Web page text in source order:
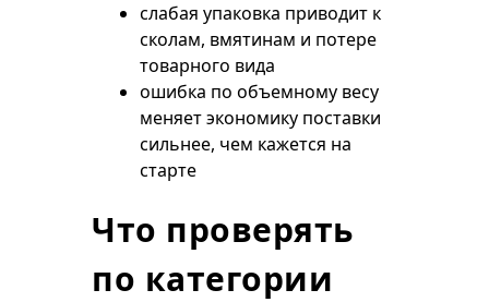
слабая упаковка приводит к
сколам, вмятинам и потере
товарного вида
ошибка по объемному весу
меняет экономику поставки
сильнее, чем кажется на
старте
Что проверять
по категории